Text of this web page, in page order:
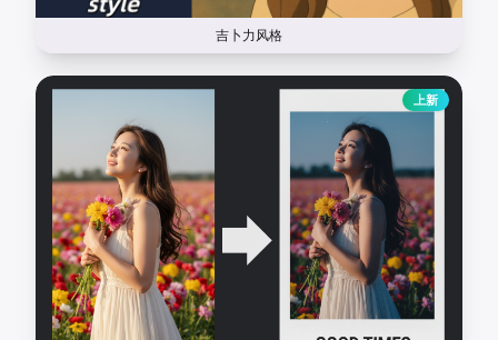
吉卜力风格
上新